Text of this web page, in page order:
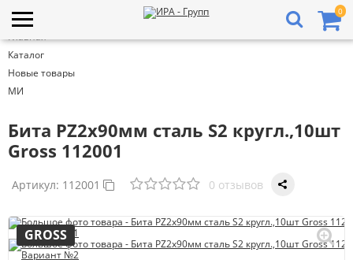
0
Главная
Каталог
Новые товары
МИ
Бита PZ2х90мм сталь S2 кругл.,10шт
Gross 112001
Артикул: 112001 0 отзывов
GROSS